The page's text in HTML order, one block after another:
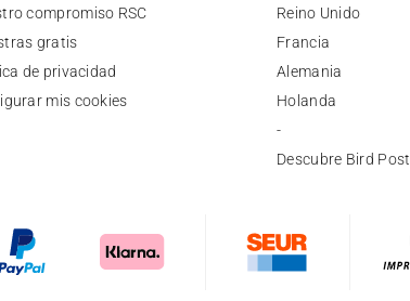
compromiso RSC
gratis
de privacidad
mis cookies
Reino Unido
Francia
Alemania
Holanda
-
Descubre Bird